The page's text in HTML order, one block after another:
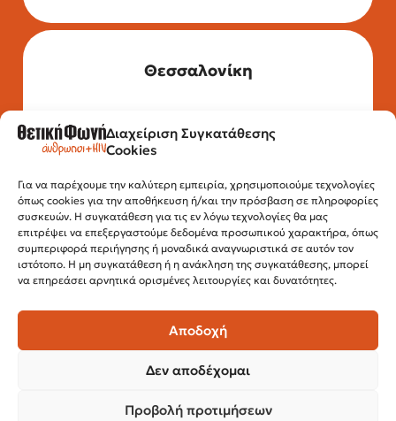
Διαχείριση Συγκατάθεσης
Cookies
Για να παρέχουμε την καλύτερη εμπειρία, χρησιμοποιούμε τεχνολογίες
όπως cookies για την αποθήκευση ή/και την πρόσβαση σε πληροφορίες
συσκευών. Η συγκατάθεση για τις εν λόγω τεχνολογίες θα μας
επιτρέψει να επεξεργαστούμε δεδομένα προσωπικού χαρακτήρα, όπως
συμπεριφορά περιήγησης ή μοναδικά αναγνωριστικά σε αυτόν τον
ιστότοπο. Η μη συγκατάθεση ή η ανάκληση της συγκατάθεσης, μπορεί
να επηρεάσει αρνητικά ορισμένες λειτουργίες και δυνατότητες.
Αποδοχή
Δεν αποδέχομαι
Προβολή προτιμήσεων
Θεσσαλονίκη
Τηλέφωνο: 2315 525 020
Fax: 210 32 15 644
Εγνατίας 112, 3ος όροφος, 54622,
Θεσσαλονίκη
Ώρες λειτουργίας:
Δευτέρα – Παρασκευή, 10:00 –14:00